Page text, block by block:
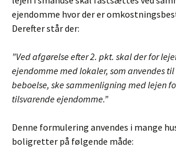
ejendomme hvor der er
Derefter står der:
”Ved afgørelse efter 2. pkt. skal der for
ejendomme med lokaler, som anvendes
beboelse, ske sammenligning med lejen
tilsvarende ejendomme.”
Denne formulering anvendes i mange
boligretter på følgende måde: